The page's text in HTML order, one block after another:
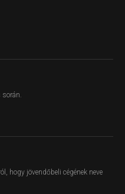
során.
hogy jövendőbeli cégének neve